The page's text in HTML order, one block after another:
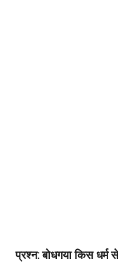
प्रश्न: बोधगया किस धर्म